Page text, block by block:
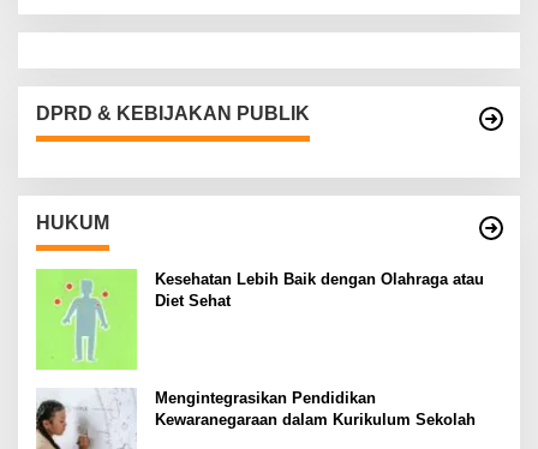
DPRD & KEBIJAKAN PUBLIK
HUKUM
Kesehatan Lebih Baik dengan Olahraga atau
Diet Sehat
Mengintegrasikan Pendidikan
Kewaranegaraan dalam Kurikulum Sekolah